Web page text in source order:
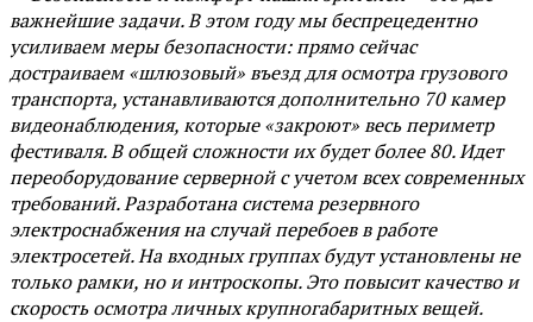
важнейшие задачи. В этом году мы беспрецедентно
усиливаем меры безопасности: прямо сейчас
достраиваем «шлюзовый» въезд для осмотра грузового
транспорта, устанавливаются дополнительно 70 камер
видеонаблюдения, которые «закроют» весь периметр
фестиваля. В общей сложности их будет более 80. Идет
переоборудование серверной с учетом всех современных
требований. Разработана система резервного
электроснабжения на случай перебоев в работе
электросетей. На входных группах будут установлены не
только рамки, но и интроскопы. Это повысит качество и
скорость осмотра личных крупногабаритных вещей.